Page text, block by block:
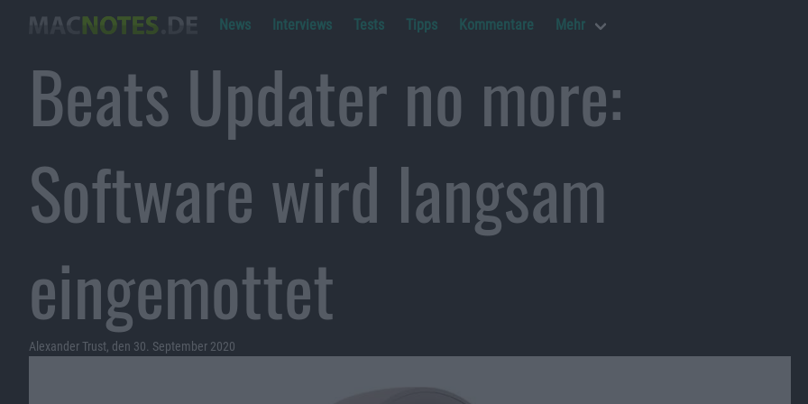
News Interviews Tests Tipps Kommentare Mehr
Beats Updater no more:
Software wird langsam
eingemottet
Alexander Trust, den 30. September 2020